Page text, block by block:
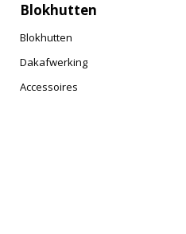
Blokhutten
Blokhutten
Dakafwerking
Accessoires